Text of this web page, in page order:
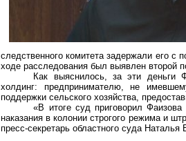
следственного комитета задержали его с
ходе расследования был выявлен второй
Как выяснилось, за эти деньги
холдинг: предпринимателю, не
поддержки сельского хозяйства,
«В итоге суд приговорил
наказания в колонии строгого режима и
пресс-секретарь областного суда Наталья